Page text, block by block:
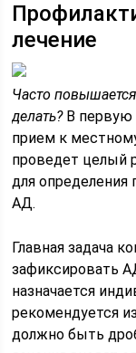
лечение
Часто
делать?В первую
прием к
проведет целый
для
АД.
Главная задача
зафиксировать
назначается
рекомендуется
должно быть